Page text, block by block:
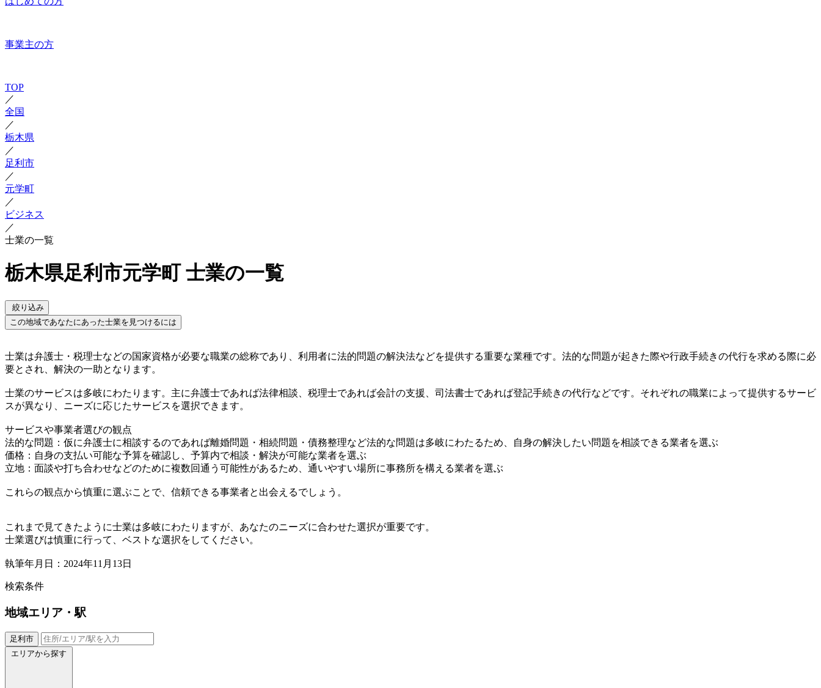
事業主の方
TOP
／
全国
／
栃木県
／
足利市
／
元学町
／
ビジネス
／
士業の一覧
栃木県足利市元学町 士業の一覧
絞り込み
この地域であなたにあった士業を見つけるには
士業は弁護士・税理士などの国家資格が必要な職業の総称であり、利用者に法的問題の解決法などを提供する重要な業種です。法的な問題が起きた際や行政手続きの代行を求める際に必
要とされ、解決の一助となります。
士業のサービスは多岐にわたります。主に弁護士であれば法律相談、税理士であれば会計の支援、司法書士であれば登記手続きの代行などです。それぞれの職業によって提供するサービ
スが異なり、ニーズに応じたサービスを選択できます。
サービスや事業者選びの観点
法的な問題：仮に弁護士に相談するのであれば離婚問題・相続問題・債務整理など法的な問題は多岐にわたるため、自身の解決したい問題を相談できる業者を選ぶ
価格：自身の支払い可能な予算を確認し、予算内で相談・解決が可能な業者を選ぶ
立地：面談や打ち合わせなどのために複数回通う可能性があるため、通いやすい場所に事務所を構える業者を選ぶ
これらの観点から慎重に選ぶことで、信頼できる事業者と出会えるでしょう。
これまで見てきたように士業は多岐にわたりますが、あなたのニーズに合わせた選択が重要です。
士業選びは慎重に行って、ベストな選択をしてください。
執筆年月日：2024年11月13日
検索条件
地域エリア・駅
足利市
エリアから探す